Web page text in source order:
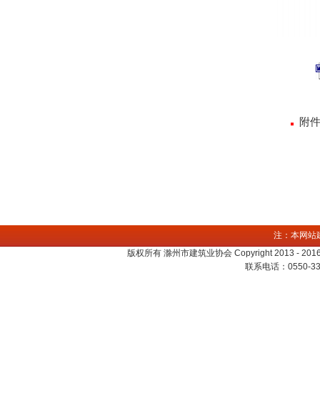
附
注：本网站
版权所有 滁州市建筑业协会 Copyright 2013 -
联系电话：0550-